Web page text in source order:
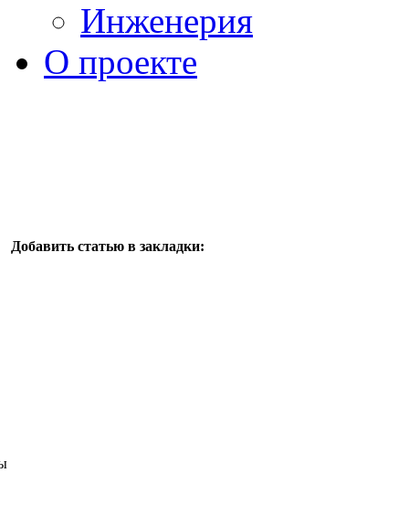
Инженерия
О проекте
Добавить статью в закладки: